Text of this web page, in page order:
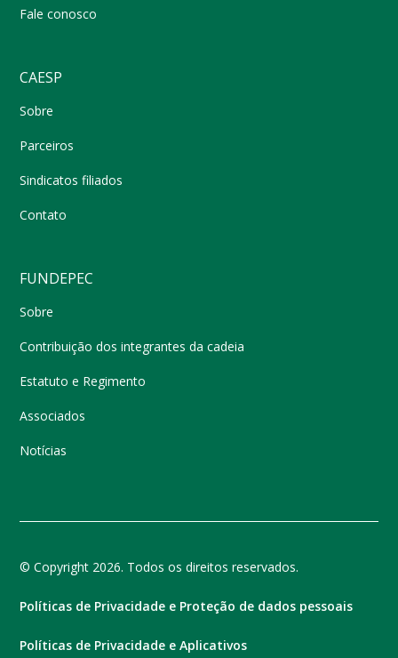
Fale conosco
CAESP
Sobre
Parceiros
Sindicatos filiados
Contato
FUNDEPEC
Sobre
Contribuição dos integrantes da cadeia
Estatuto e Regimento
Associados
Notícias
© Copyright 2026. Todos os direitos reservados.
Políticas de Privacidade e Proteção de dados pessoais
Políticas de Privacidade e Aplicativos